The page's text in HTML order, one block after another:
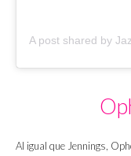
A post shared by
Al igual que Jennings,